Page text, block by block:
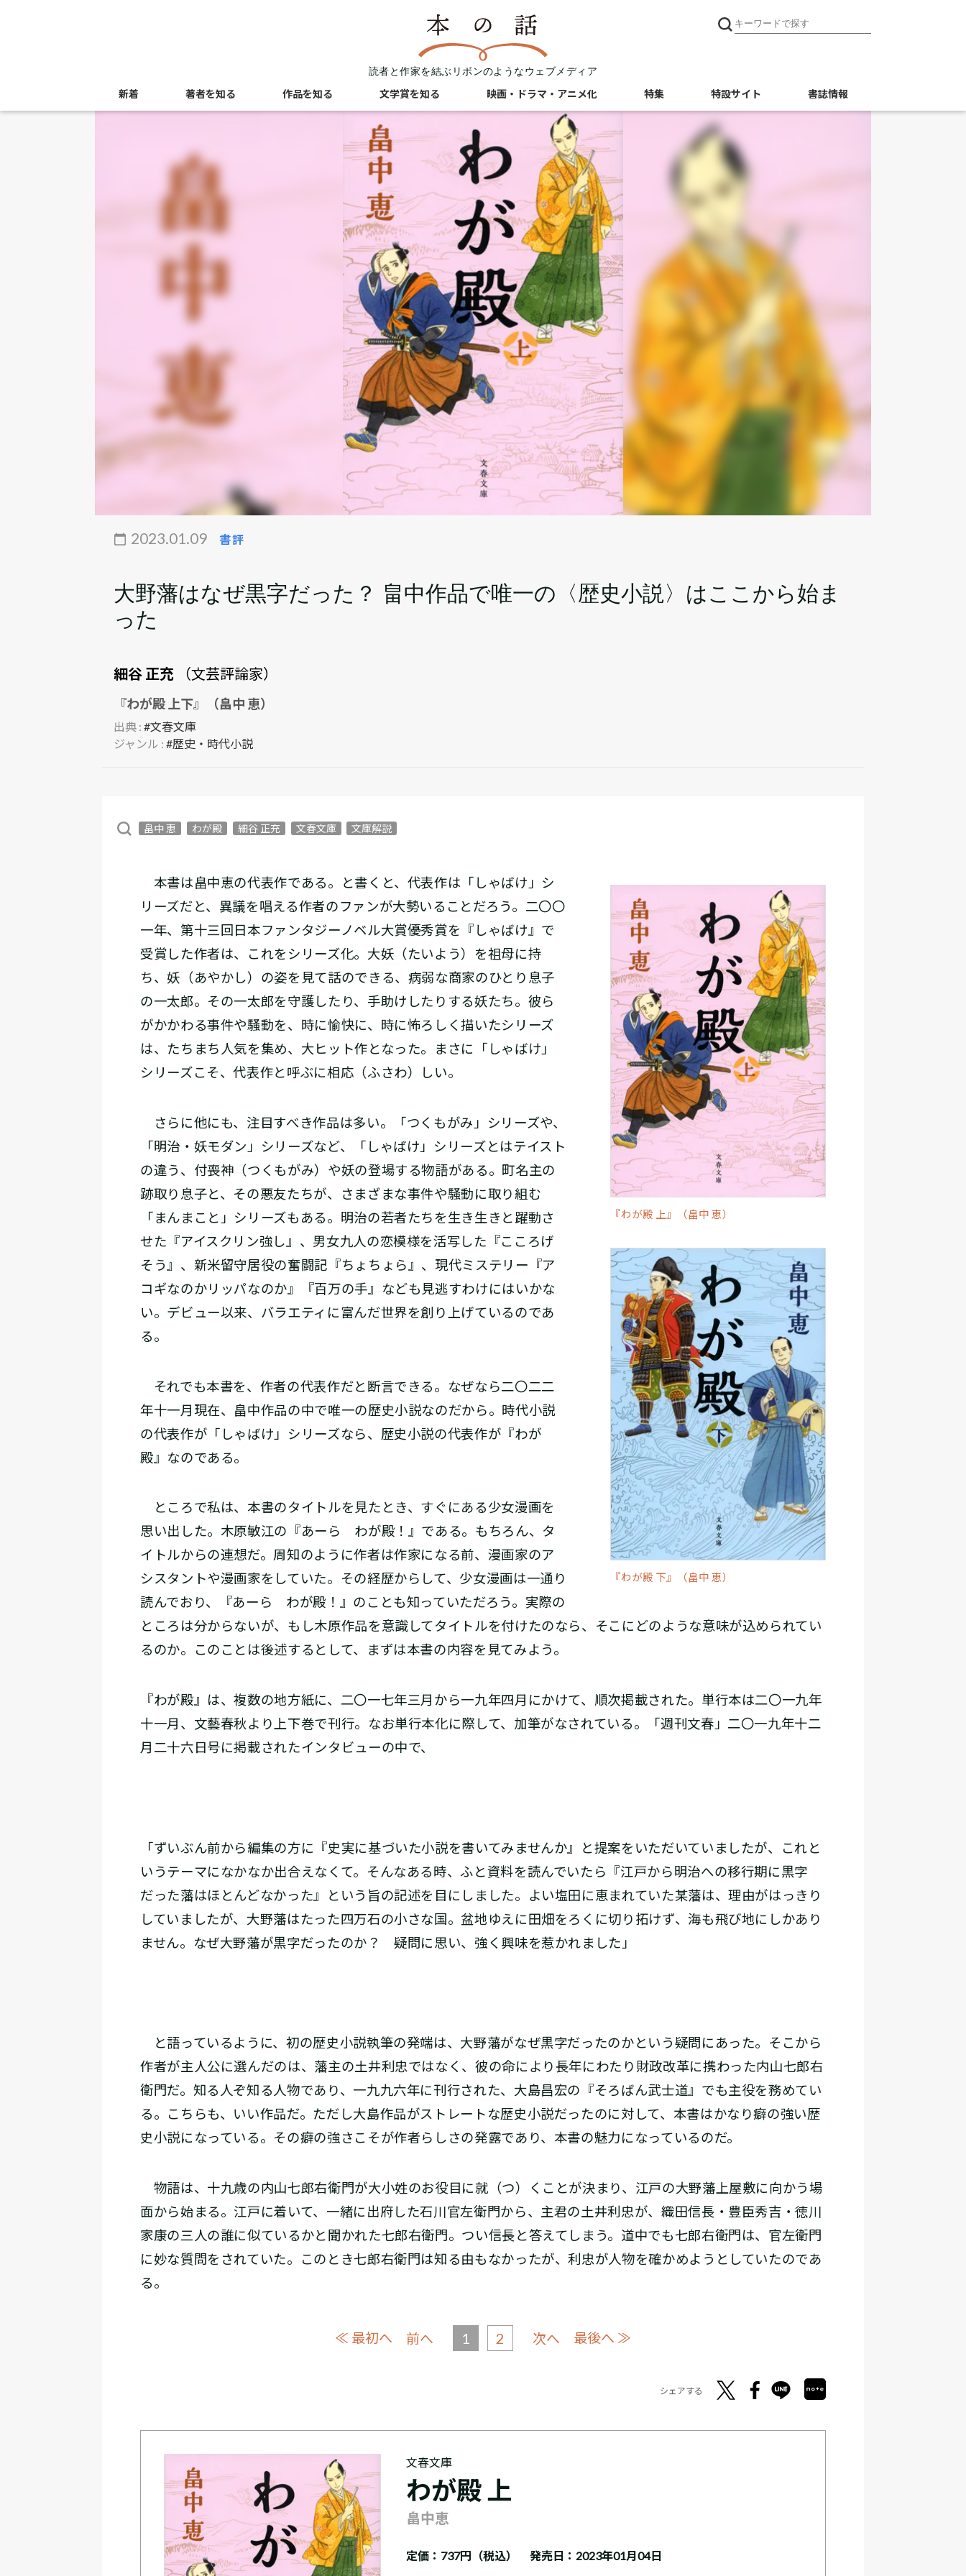
読者と作家を結ぶリボンのようなウェブメディア
新着 著者を知る 作品を知る 文学賞を知る 映画・ドラマ・アニメ化 特集 特設サイト 書誌情報
2023.01.09 書評
大野藩はなぜ黒字だった？ 畠中作品で唯一の〈歴史小説〉はここから始ま
った
細谷 正充 （文芸評論家）
『わが殿 上下』（畠中 恵）
出典 : #文春文庫
ジャンル : #歴史・時代小説
畠中 恵 わが殿 細谷 正充 文春文庫 文庫解説
『わが殿 上』（畠中 恵）
『わが殿 下』（畠中 恵）
本書は畠中恵の代表作である。と書くと、代表作は「しゃばけ」シ
リーズだと、異議を唱える作者のファンが大勢いることだろう。二〇〇
一年、第十三回日本ファンタジーノベル大賞優秀賞を『しゃばけ』で
受賞した作者は、これをシリーズ化。大妖（たいよう）を祖母に持
ち、妖（あやかし）の姿を見て話のできる、病弱な商家のひとり息子
の一太郎。その一太郎を守護したり、手助けしたりする妖たち。彼ら
がかかわる事件や騒動を、時に愉快に、時に怖ろしく描いたシリーズ
は、たちまち人気を集め、大ヒット作となった。まさに「しゃばけ」
シリーズこそ、代表作と呼ぶに相応（ふさわ）しい。
さらに他にも、注目すべき作品は多い。「つくもがみ」シリーズや、
「明治・妖モダン」シリーズなど、「しゃばけ」シリーズとはテイスト
の違う、付喪神（つくもがみ）や妖の登場する物語がある。町名主の
跡取り息子と、その悪友たちが、さまざまな事件や騒動に取り組む
「まんまこと」シリーズもある。明治の若者たちを生き生きと躍動さ
せた『アイスクリン強し』、男女九人の恋模様を活写した『こころげ
そう』、新米留守居役の奮闘記『ちょちょら』、現代ミステリー『ア
コギなのかリッパなのか』『百万の手』なども見逃すわけにはいかな
い。デビュー以来、バラエティに富んだ世界を創り上げているのであ
る。
それでも本書を、作者の代表作だと断言できる。なぜなら二〇二二
年十一月現在、畠中作品の中で唯一の歴史小説なのだから。時代小説
の代表作が「しゃばけ」シリーズなら、歴史小説の代表作が『わが
殿』なのである。
ところで私は、本書のタイトルを見たとき、すぐにある少女漫画を
思い出した。木原敏江の『あーら わが殿！』である。もちろん、タ
イトルからの連想だ。周知のように作者は作家になる前、漫画家のア
シスタントや漫画家をしていた。その経歴からして、少女漫画は一通り
読んでおり、『あーら わが殿！』のことも知っていただろう。実際の
ところは分からないが、もし木原作品を意識してタイトルを付けたのなら、そこにどのような意味が込められてい
るのか。このことは後述するとして、まずは本書の内容を見てみよう。
『わが殿』は、複数の地方紙に、二〇一七年三月から一九年四月にかけて、順次掲載された。単行本は二〇一九年
十一月、文藝春秋より上下巻で刊行。なお単行本化に際して、加筆がなされている。「週刊文春」二〇一九年十二
月二十六日号に掲載されたインタビューの中で、
「ずいぶん前から編集の方に『史実に基づいた小説を書いてみませんか』と提案をいただいていましたが、これと
いうテーマになかなか出合えなくて。そんなある時、ふと資料を読んでいたら『江戸から明治への移行期に黒字
だった藩はほとんどなかった』という旨の記述を目にしました。よい塩田に恵まれていた某藩は、理由がはっきり
していましたが、大野藩はたった四万石の小さな国。盆地ゆえに田畑をろくに切り拓けず、海も飛び地にしかあり
ません。なぜ大野藩が黒字だったのか？ 疑問に思い、強く興味を惹かれました」
と語っているように、初の歴史小説執筆の発端は、大野藩がなぜ黒字だったのかという疑問にあった。そこから
作者が主人公に選んだのは、藩主の土井利忠ではなく、彼の命により長年にわたり財政改革に携わった内山七郎右
衛門だ。知る人ぞ知る人物であり、一九九六年に刊行された、大島昌宏の『そろばん武士道』でも主役を務めてい
る。こちらも、いい作品だ。ただし大島作品がストレートな歴史小説だったのに対して、本書はかなり癖の強い歴
史小説になっている。その癖の強さこそが作者らしさの発露であり、本書の魅力になっているのだ。
物語は、十九歳の内山七郎右衛門が大小姓のお役目に就（つ）くことが決まり、江戸の大野藩上屋敷に向かう場
面から始まる。江戸に着いて、一緒に出府した石川官左衛門から、主君の土井利忠が、織田信長・豊臣秀吉・徳川
家康の三人の誰に似ているかと聞かれた七郎右衛門。つい信長と答えてしまう。道中でも七郎右衛門は、官左衛門
に妙な質問をされていた。このとき七郎右衛門は知る由もなかったが、利忠が人物を確かめようとしていたのであ
る。
≪ 最初へ 前へ 1 2 次へ 最後へ ≫
シェアする
文春文庫
わが殿 上
畠中恵
定価： 737円（税込） 発売日：2023年01月04日